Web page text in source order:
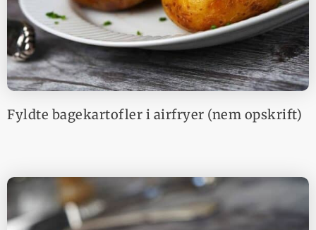
Fyldte bagekartofler i airfryer (nem opskrift)